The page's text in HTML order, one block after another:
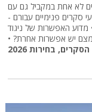
לא אחת במקביל גם עם
סקרים פנימיים עבורם -
מדוע האפשרות של ניגוד
יש אפשרות אחרת? •